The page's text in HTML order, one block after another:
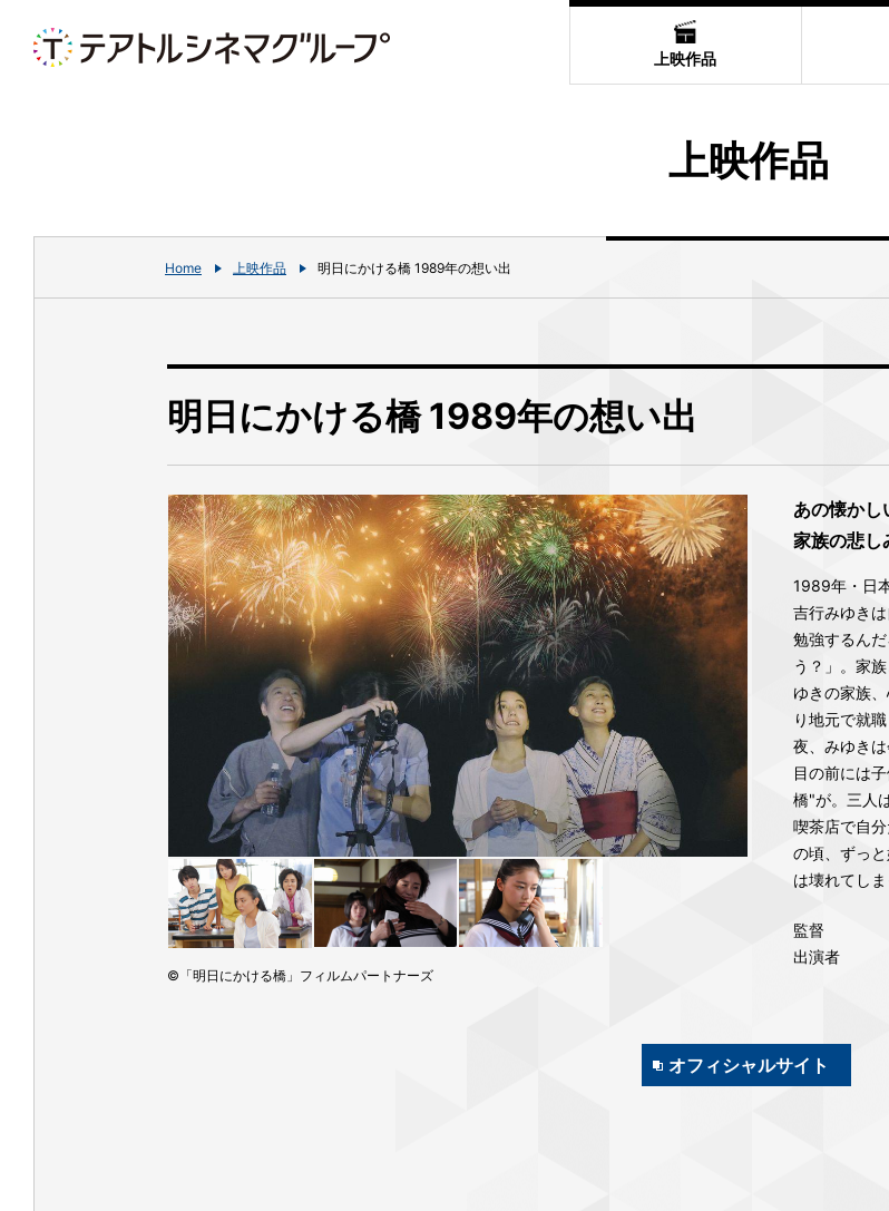
上映作品
上映作品
Home 上映作品 明日にかける橋 1989年の想い出
明日にかける橋 1989年の想い出
©「明日にかける橋」フィルムパートナーズ
あの懐かし
家族の悲し
1989年・日
吉行みゆき
勉強するん
う？」。家
ゆきの家族
り地元で就
夜、みゆき
目の前には
橋"が。三人
喫茶店で自
の頃、ずっ
は壊れてし
監督
出演者
オフィシャルサイト